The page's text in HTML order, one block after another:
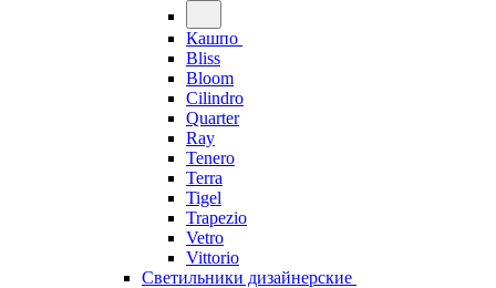
Кашпо
Bliss
Bloom
Cilindro
Quarter
Ray
Tenero
Terra
Tigel
Trapezio
Vetro
Vittorio
Светильники дизайнерские